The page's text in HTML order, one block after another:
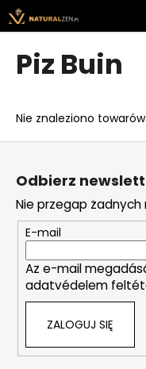
Przejść
do
treści
Piz Buin
Nie znaleziono
K
o
powrotem
powrotem
z
e
g
o
s
z
u
a
s
S
Odbierz
Nie przegap
E-mail
Az e-mail
adatvédelem
ZALOGUJ SIĘ